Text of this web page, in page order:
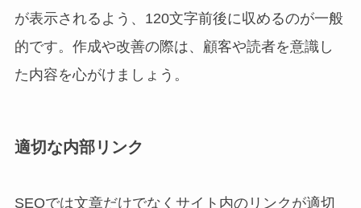
が表示されるよう、120文字前後に収めるのが一般
的です。作成や改善の際は、顧客や読者を意識し
た内容を心がけましょう。
適切な内部リンク
SEOでは文章だけでなくサイト内のリンクが適切